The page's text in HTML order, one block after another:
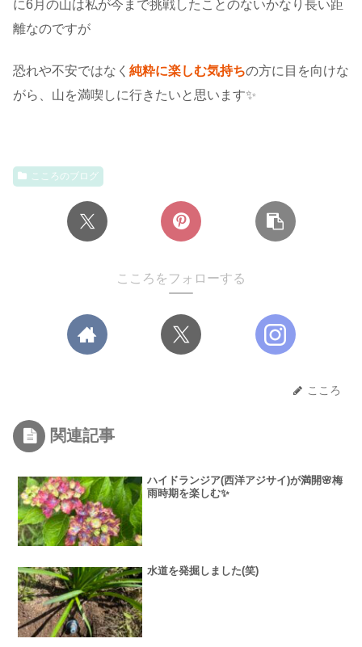
に6月の山は私が今まで挑戦したことのないかなり長い距
離なのですが
恐れや不安ではなく 純粋に楽しむ気持ちの方に目を向けな
がら、山を満喫しに行きたいと思います✨
こころのブログ
こころをフォローする
こころ
関連記事
ハイドランジア(西洋アジサイ)が満開🌸梅
雨時期を楽しむ✨
水道を発掘しました(笑)